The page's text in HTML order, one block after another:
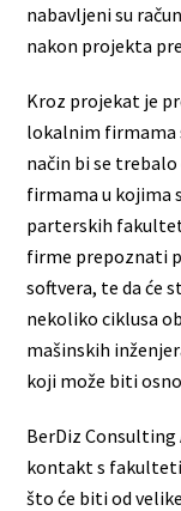
nabavljeni su
nakon projekta
Kroz projekat je
lokalnim firmama
način bi se
firmama u kojima
parterskih
firme prepoznati
softvera, te da će
nekoliko ciklusa
mašinskih
koji može biti
BerDiz
kontakt s
što će biti od